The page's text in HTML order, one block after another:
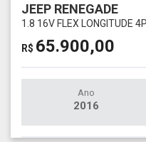
JEEP RENEGADE
1.8 16V FLEX LONGITUDE
R$ 65.900,00
Ano
2016